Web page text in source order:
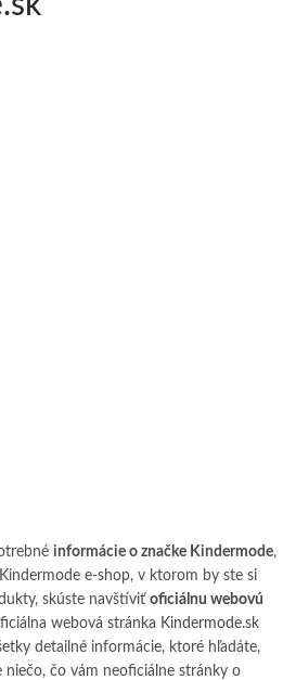
informácie o značke Kindermode,
e-shop, v ktorom by ste si
skúste navštíviť oficiálnu webovú
webová stránka Kindermode.sk
detailné informácie, ktoré hľadáte,
niečo, čo vám neoficiálne stránky o